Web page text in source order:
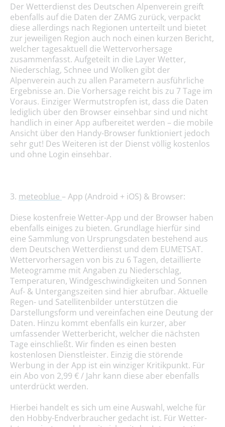
Der Wetterdienst des Deutschen Alpenverein greift
ebenfalls auf die Daten der ZAMG zurück, verpackt
diese allerdings nach Regionen unterteilt und bietet
zur jeweiligen Region auch noch einen kurzen Bericht,
welcher tagesaktuell die Wettervorhersage
zusammenfasst. Aufgeteilt in die Layer Wetter,
Niederschlag, Schnee und Wolken gibt der
Alpenverein auch zu allen Parametern ausführliche
Ergebnisse an. Die Vorhersage reicht bis zu 7 Tage im
Voraus. Einziger Wermutstropfen ist, dass die Daten
lediglich über den Browser einsehbar sind und nicht
handlich in einer App aufbereitet werden – die mobile
Ansicht über den Handy-Browser funktioniert jedoch
sehr gut! Des Weiteren ist der Dienst völlig kostenlos
und ohne Login einsehbar.
3. meteoblue – App (Android + iOS) & Browser:
Diese kostenfreie Wetter-App und der Browser haben
ebenfalls einiges zu bieten. Grundlage hierfür sind
eine Sammlung von Ursprungsdaten bestehend aus
dem Deutschen Wetterdienst und dem EUMETSAT.
Wettervorhersagen von bis zu 6 Tagen, detaillierte
Meteogramme mit Angaben zu Niederschlag,
Temperaturen, Windgeschwindigkeiten und Sonnen
Auf- & Untergangszeiten sind hier abrufbar. Aktuelle
Regen- und Satellitenbilder unterstützen die
Darstellungsform und vereinfachen eine Deutung der
Daten. Hinzu kommt ebenfalls ein kurzer, aber
umfassender Wetterbericht, welcher die nächsten
Tage einschließt. Wir finden es einen besten
kostenlosen Dienstleister. Einzig die störende
Werbung in der App ist ein winziger Kritikpunkt. Für
ein Abo von 2,99 € / Jahr kann diese aber ebenfalls
unterdrückt werden.
Hierbei handelt es sich um eine Auswahl, welche für
den Hobby-Endverbraucher gedacht ist. Für Wetter-